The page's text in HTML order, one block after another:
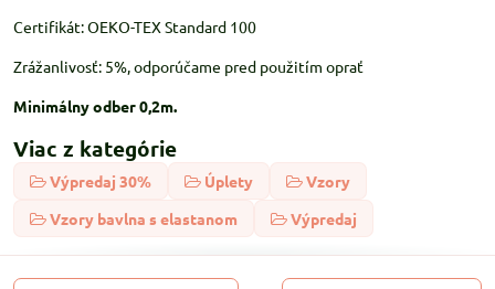
Certifikát: OEKO-TEX Standard 100
Zrážanlivosť: 5%, odporúčame pred použitím oprať
Minimálny odber 0,2m.
Viac z kategórie
Výpredaj 30% Úplety
Vzory
Vzory bavlna s elastanom
Výpredaj